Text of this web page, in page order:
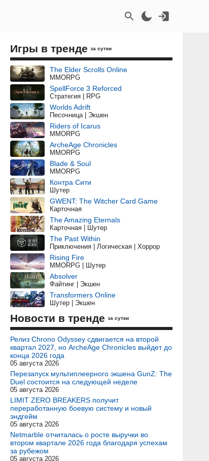
Игры в тренде за сутки
The Elder Scrolls Online
MMORPG
SpellForce 3 Reforced
Стратегия | RPG
Worlds Adrift
Песочница | Экшен
Riders of Icarus
MMORPG
ArcheAge Chronicles
MMORPG
Blade & Soul
MMORPG
Контра Сити
Шутер
GWENT: The Witcher Card Game
Карточная
The Amazing Eternals
Карточная | Шутер
The Past Within
Приключения | Логическая | Хоррор
Rising Fire
MMORPG | Шутер
Absolver
Файтинг | Экшен
Transformers Online
Шутер | Экшен
Новости в тренде за сутки
Релиз Chrono Odyssey сдвигается на второй
квартал 2027, но ArcheAge Chronicles выйдет до
конца 2026 года
05 августа 2026
Перезапуск мультиплеерного экшена GunZ: The
Duel состоится на следующей неделе
05 августа 2026
LIMIT ZERO BREAKERS получит
переработанную боевую систему и новый
эндгейм
05 августа 2026
Netmarble отчиталась о росте выручки во
втором квартале 2026 года благодаря успехам
за рубежом
05 августа 2026